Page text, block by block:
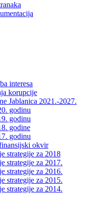
interesa
korupcije
Jablanica 2021.-2027.
godinu
godinu
godine
godinu
okvir
strategije za 2018
strategije za 2017.
strategije za 2016.
strategije za 2015.
strategije za 2014.